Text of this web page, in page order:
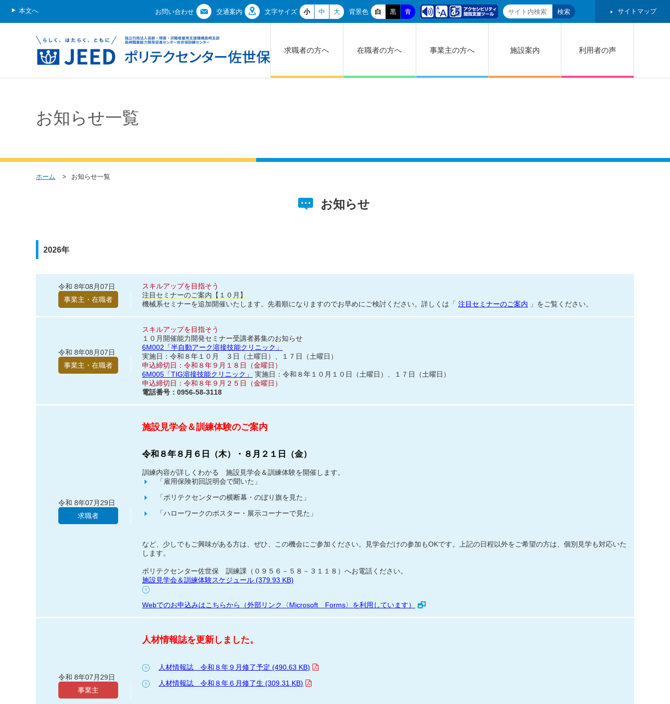
本文へ お問い合わせ 交通案内 文字サイズ 小 中 大 背景色 白 黒 青 サイトマップ
求職者の方へ 在職者の方へ 事業主の方へ 施設案内 利用者の声
お知らせ一覧
ホーム お知らせ一覧
お知らせ
2026年
令和 8年08月07日
事業主・在職者
スキルアップを目指そう
注目セミナーのご案内【１０月】
機械系セミナーを追加開催いたします。先着順になりますのでお早めにご検討ください。詳しくは「 注目セミナーのご案内 」をご覧ください。
令和 8年08月07日
事業主・在職者
スキルアップを目指そう
１０月開催能力開発セミナー受講者募集のお知らせ
6M002「半自動アーク溶接技能クリニック」
実施日：令和８年１０月 ３日（土曜日）、１７日（土曜日）
申込締切日：令和８年９月１８日（金曜日）
6M005「TIG溶接技能クリニック」
実施日：令和８年１０月１０日（土曜日）、１７日（土曜日）
申込締切日：令和８年９月２５日（金曜日）
電話番号：0956-58-3118
令和 8年07月29日
求職者
施設見学会＆訓練体験のご案内
令和８年８月６日（木）・８月２１日（金）
訓練内容が詳しくわかる 施設見学会＆訓練体験を開催します。
「雇用保険初回説明会で聞いた」
「ポリテクセンターの横断幕・のぼり旗を見た」
「ハローワークのポスター・展示コーナーで見た」
など、少しでもご興味がある方は、ぜひ、この機会にご参加ください。見学会だけの参加もOKです。上記の日程以外をご希望の方は、個別見学も対応いた
します。
ポリテクセンター佐世保 訓練課（０９５６－５８－３１１８）へお電話ください。
施設見学会＆訓練体験スケジュール (379.93 KB)
Webでのお申込みはこちらから（外部リンク〈Microsoft Forms〉を利用しています）
令和 8年07月29日
事業主
人材情報誌を更新しました。
人材情報誌 令和８年９月修了予定 (490.63 KB)
人材情報誌 令和８年６月修了生 (309.31 KB)